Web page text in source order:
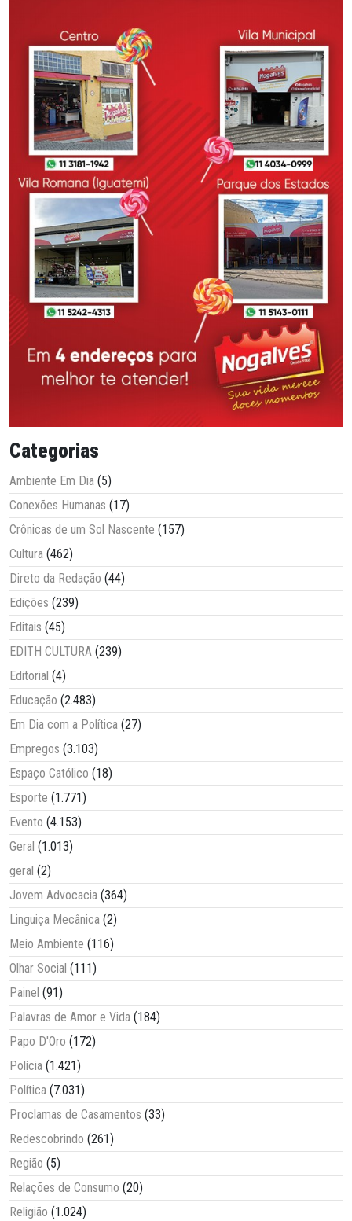
Categorias
Ambiente Em Dia (5)
Conexões Humanas (17)
Crônicas de um Sol Nascente (157)
Cultura (462)
Direto da Redação (44)
Edições (239)
Editais (45)
EDITH CULTURA (239)
Editorial (4)
Educação (2.483)
Em Dia com a Política (27)
Empregos (3.103)
Espaço Católico (18)
Esporte (1.771)
Evento (4.153)
Geral (1.013)
geral (2)
Jovem Advocacia (364)
Linguiça Mecânica (2)
Meio Ambiente (116)
Olhar Social (111)
Painel (91)
Palavras de Amor e Vida (184)
Papo D'Oro (172)
Polícia (1.421)
Política (7.031)
Proclamas de Casamentos (33)
Redescobrindo (261)
Região (5)
Relações de Consumo (20)
Religião (1.024)